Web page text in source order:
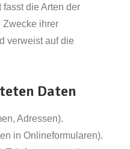
die Arten der
Zwecke ihrer
verweist auf die
Daten
Adressen).
in Onlineformularen).